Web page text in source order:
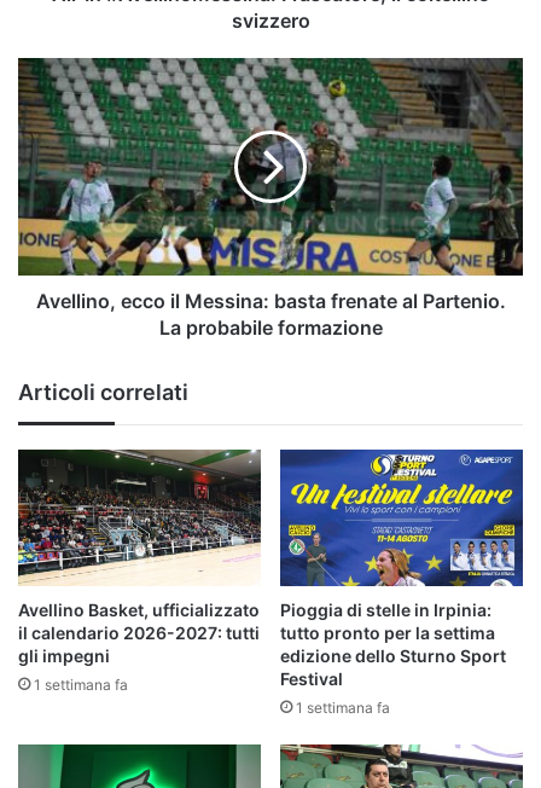
svizzero
Avellino,
ecco
il
Messina:
basta
frenate
al
Partenio.
La
probabile
Avellino, ecco il Messina: basta frenate al Partenio.
La probabile formazione
Articoli correlati
Avellino Basket, ufficializzato
il calendario 2026-2027: tutti
gli impegni
1 settimana fa
Pioggia di stelle in Irpinia:
tutto pronto per la settima
edizione dello Sturno Sport
Festival
1 settimana fa